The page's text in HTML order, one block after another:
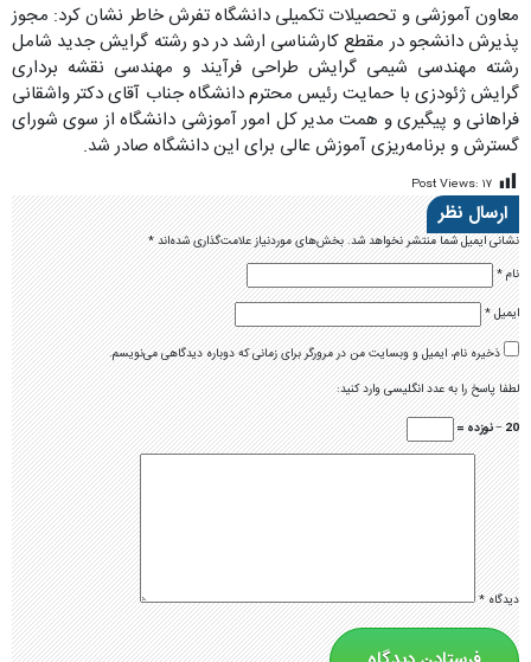
معاون آموزشی و تحصیلات تکمیلی دانشگاه تفرش خاطر نشان کرد: مجوز
پذیرش دانشجو در مقطع کارشناسی ارشد در دو رشته گرایش جدید شامل
رشته مهندسی شیمی گرایش طراحی فرآیند و مهندسی نقشه برداری
گرایش ژئودزی با حمایت رئیس محترم دانشگاه جناب آقای دکتر واشقانی
فراهانی و پیگیری و همت مدیر کل امور آموزشی دانشگاه از سوی شورای
گسترش و برنامه‌ریزی آموزش عالی برای این دانشگاه صادر شد.
Post Views: ۱۷
ارسال نظر
نشانی ایمیل شما منتشر نخواهد شد.بخش‌های موردنیاز علامت‌گذاری شده‌اند*
نام*
ایمیل*
ذخیره نام، ایمیل و وبسایت من در مرورگر برای زمانی که دوباره دیدگاهی می‌نویسم.
لطفا پاسخ را به عدد انگلیسی وارد کنید:
20 − نوزده =
دیدگاه*